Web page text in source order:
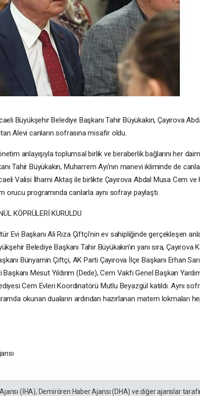
Büyükşehir Belediye Başkanı Tahir Büyükakın, Çayırova
Alevi canların sofrasına misafir oldu.
anlayışıyla toplumsal birlik ve beraberlik bağlarını her
Tahir Büyükakın, Muharrem Ayı’nın manevi ikliminde de
Valisi İlhami Aktaş ile birlikte Çayırova Abdal Musa Cem ve
programında canlarla aynı sofrayı paylaştı.
KÖPRÜLERİ KURULDU
Evi Başkanı Ali Rıza Çiftçi’nin ev sahipliğinde gerçekleşen
Belediye Başkanı Tahir Büyükakın’ın yanı sıra, Çayırova
Bünyamin Çiftçi, AK Parti Çayırova İlçe Başkanı Erhan
Mesut Yıldırım (Dede), Cem Vakfı Genel Başkan
Cem Evleri Koordinatörü Mutlu Beyazgül katıldı. Aynı
okunan duaların ardından hazırlanan matem lokmaları
(İHA), Demirören Haber Ajansı (DHA) ve diğer ajanslar